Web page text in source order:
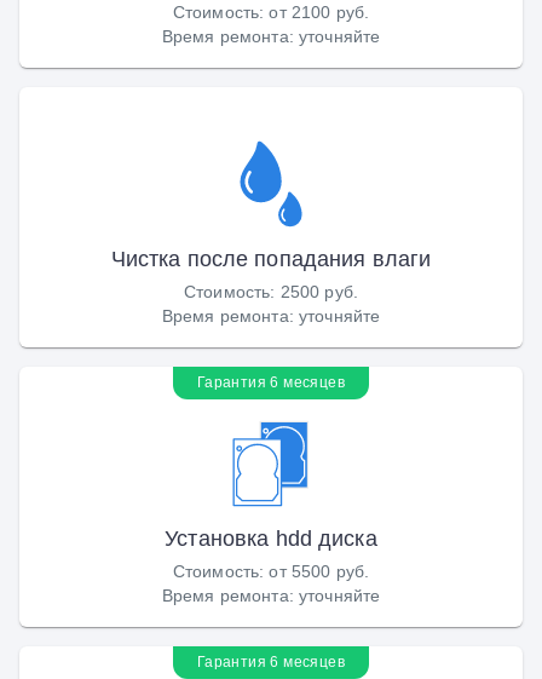
Стоимость:от 2100 руб.
Время ремонта: уточняйте
Чистка после попадания влаги
Стоимость: 2500 руб.
Время ремонта: уточняйте
Гарантия 6 месяцев
Установка hdd диска
Стоимость:от 5500 руб.
Время ремонта: уточняйте
Гарантия 6 месяцев